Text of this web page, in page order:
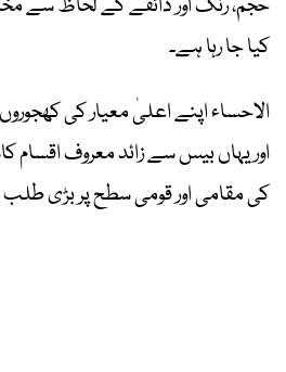
حجم، رنگ اور ذائقے کے لحاظ سے
کیا جا رہا ہے۔
الاحساء اپنے اعلیٰ معیار کی
اور یہاں بیس سے زائد معروف
کی مقامی اور قومی سطح پر بڑی